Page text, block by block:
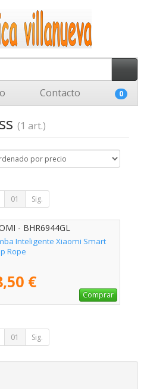
Contacto 0
(1 art.)
01 Sig.
- BHR6944GL
Inteligente Xiaomi Smart
Rope
€
Comprar
01 Sig.